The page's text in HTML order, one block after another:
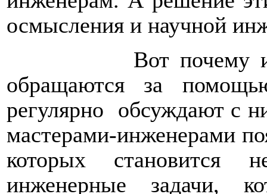
осмысления и научной
Вот почему
обращаются за
регулярно
обсуждают с
мастерами-инженерами
которых становится
инженерные задачи,